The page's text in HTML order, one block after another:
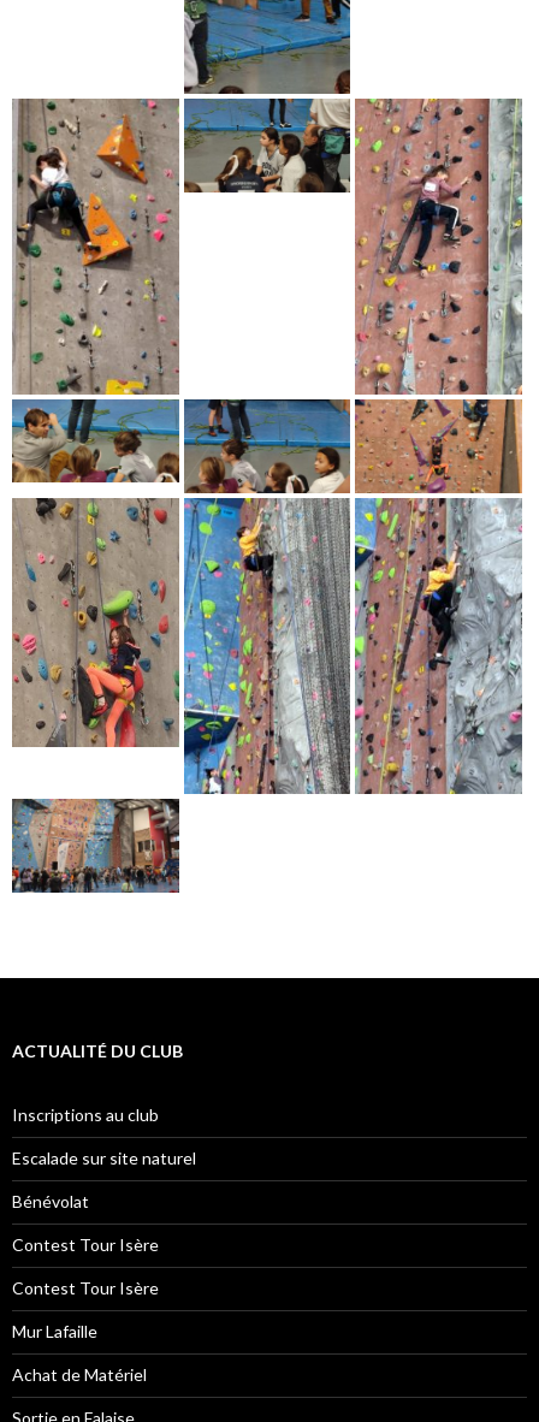
ACTUALITÉ DU CLUB
Inscriptions au club
Escalade sur site naturel
Bénévolat
Contest Tour Isère
Contest Tour Isère
Mur Lafaille
Achat de Matériel
Sortie en Falaise